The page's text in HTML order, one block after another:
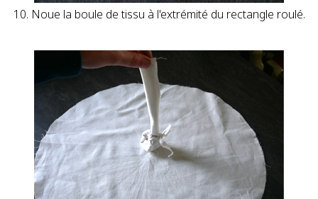
10. Noue la boule de tissu à l'extrémité du rectangle roulé.